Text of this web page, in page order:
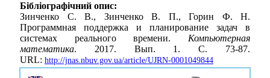
Бібліографічний опис:
Зинченко С. В., Зинченко В. П., Горин Ф. Н.
Программная поддержка и планирование задач в
системах реального времени. Компьютерная
математика. 2017. Вып. 1. С. 73-87.
URL: http://jnas.nbuv.gov.ua/article/UJRN-0001049844